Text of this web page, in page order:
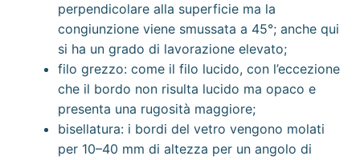
perpendicolare alla superficie ma la
congiunzione viene smussata a 45°; anche qui
si ha un grado di lavorazione elevato;
filo grezzo: come il filo lucido, con l’eccezione
che il bordo non risulta lucido ma opaco e
presenta una rugosità maggiore;
bisellatura: i bordi del vetro vengono molati
per 10–40 mm di altezza per un angolo di